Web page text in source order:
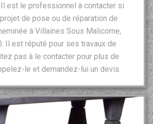
est le professionnel à contacter si
de pose ou de réparation de
à Villaines Sous Malicorne,
Il est réputé pour ses travaux de
pas à le contacter pour plus de
le et demandez-lui un devis.